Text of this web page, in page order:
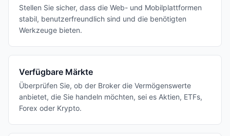
Stellen Sie sicher, dass die Web- und Mobilplattformen
stabil, benutzerfreundlich sind und die benötigten
Werkzeuge bieten.
Verfügbare Märkte
Überprüfen Sie, ob der Broker die Vermögenswerte
anbietet, die Sie handeln möchten, sei es Aktien, ETFs,
Forex oder Krypto.